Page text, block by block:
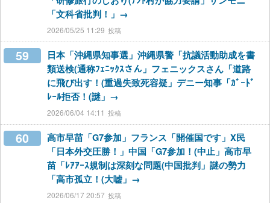
「文科省批判！」→
2026/05/25 11:29
59
日本「沖縄県知事選」沖縄県警「抗議活動助成を書
類送検(通称ﾌｪﾆｯｸｽさん」フェニックスさん「道路
に飛び出す！(重過失致死容疑」デニー知事「ｶﾞｰﾄﾞ
ﾚｰﾙ拒否！(謎」→
2026/06/04 14:11
60
高市早苗「G7参加」フランス「開催国です」X民
「日本外交圧勝！」中国「G7参加！(中止」高市早
苗「ﾚｱｱｰｽ規制は深刻な問題(中国批判」謎の勢力
「高市孤立！(大嘘」→
2026/06/17 20:57